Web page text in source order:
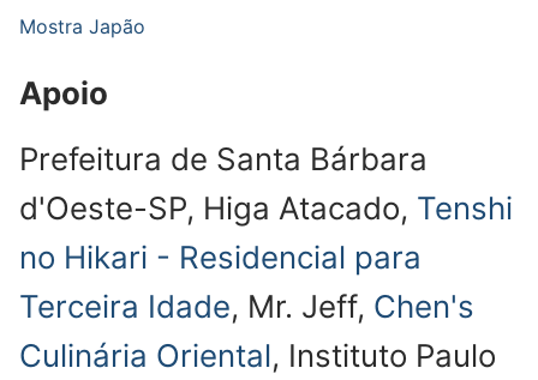
Mostra Japão
Apoio
Prefeitura de Santa Bárbara
d'Oeste-SP, Higa Atacado, Tenshi
no Hikari - Residencial para
Terceira Idade, Mr. Jeff, Chen's
Culinária Oriental, Instituto Paulo